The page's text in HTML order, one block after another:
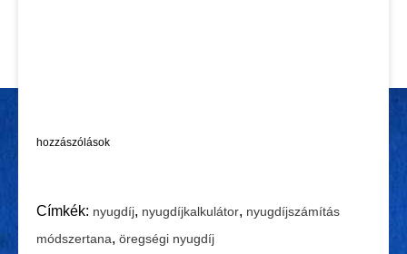
hozzászólások
Címkék: nyugdíj, nyugdíjkalkulátor, nyugdíjszámítás
módszertana, öregségi nyugdíj